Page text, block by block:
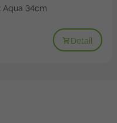
Aqua 34cm
Detail